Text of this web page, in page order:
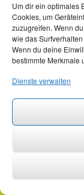
Um dir ein optimales
Cookies, um
zuzugreifen. Wenn
wie das
Wenn du deine
bestimmte Merkmale
Dienste verwalten
©2026 ·